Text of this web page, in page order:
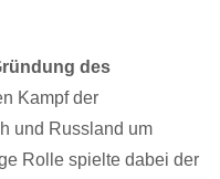
des
Kampf der
und Russland um
Rolle spielte dabei der